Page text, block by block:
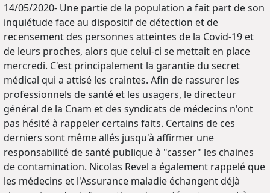
14/05/2020- Une partie de la population a fait part de son
inquiétude face au dispositif de détection et de
recensement des personnes atteintes de la Covid-19 et
de leurs proches, alors que celui-ci se mettait en place
mercredi. C'est principalement la garantie du secret
médical qui a attisé les craintes. Afin de rassurer les
professionnels de santé et les usagers, le directeur
général de la Cnam et des syndicats de médecins n'ont
pas hésité à rappeler certains faits. Certains de ces
derniers sont même allés jusqu'à affirmer une
responsabilité de santé publique à "casser" les chaines
de contamination. Nicolas Revel a également rappelé que
les médecins et l'Assurance maladie échangent déjà